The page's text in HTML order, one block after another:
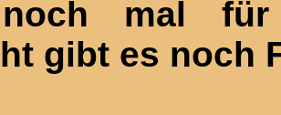
mal für
gibt es noch